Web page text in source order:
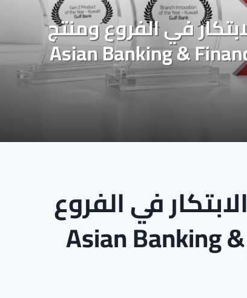
في الفروع
ومنتج جيل Z ضمن جوائز Asian Banking &